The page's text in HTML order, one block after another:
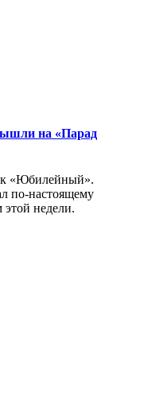
на «Парад
«Юбилейный».
по‑настоящему
недели.